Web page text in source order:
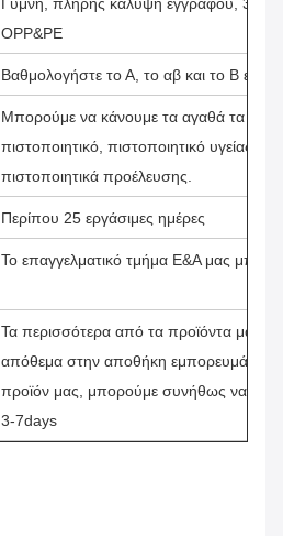
OPP&PE
Βαθμολογήστε το Α, το αβ και το Β είναι
Μπορούμε να κάνουμε τα αγαθά τα
πιστοποιητικό, πιστοποιητικό υγείας,
πιστοποιητικά προέλευσης.
Περίπου 25 εργάσιμες ημέρες
Το επαγγελματικό τμήμα Ε&Α μας
Τα περισσότερα από τα προϊόντα μας
απόθεμα στην αποθήκη εμπορευμάτων
προϊόν μας, μπορούμε συνήθως να
3-7days